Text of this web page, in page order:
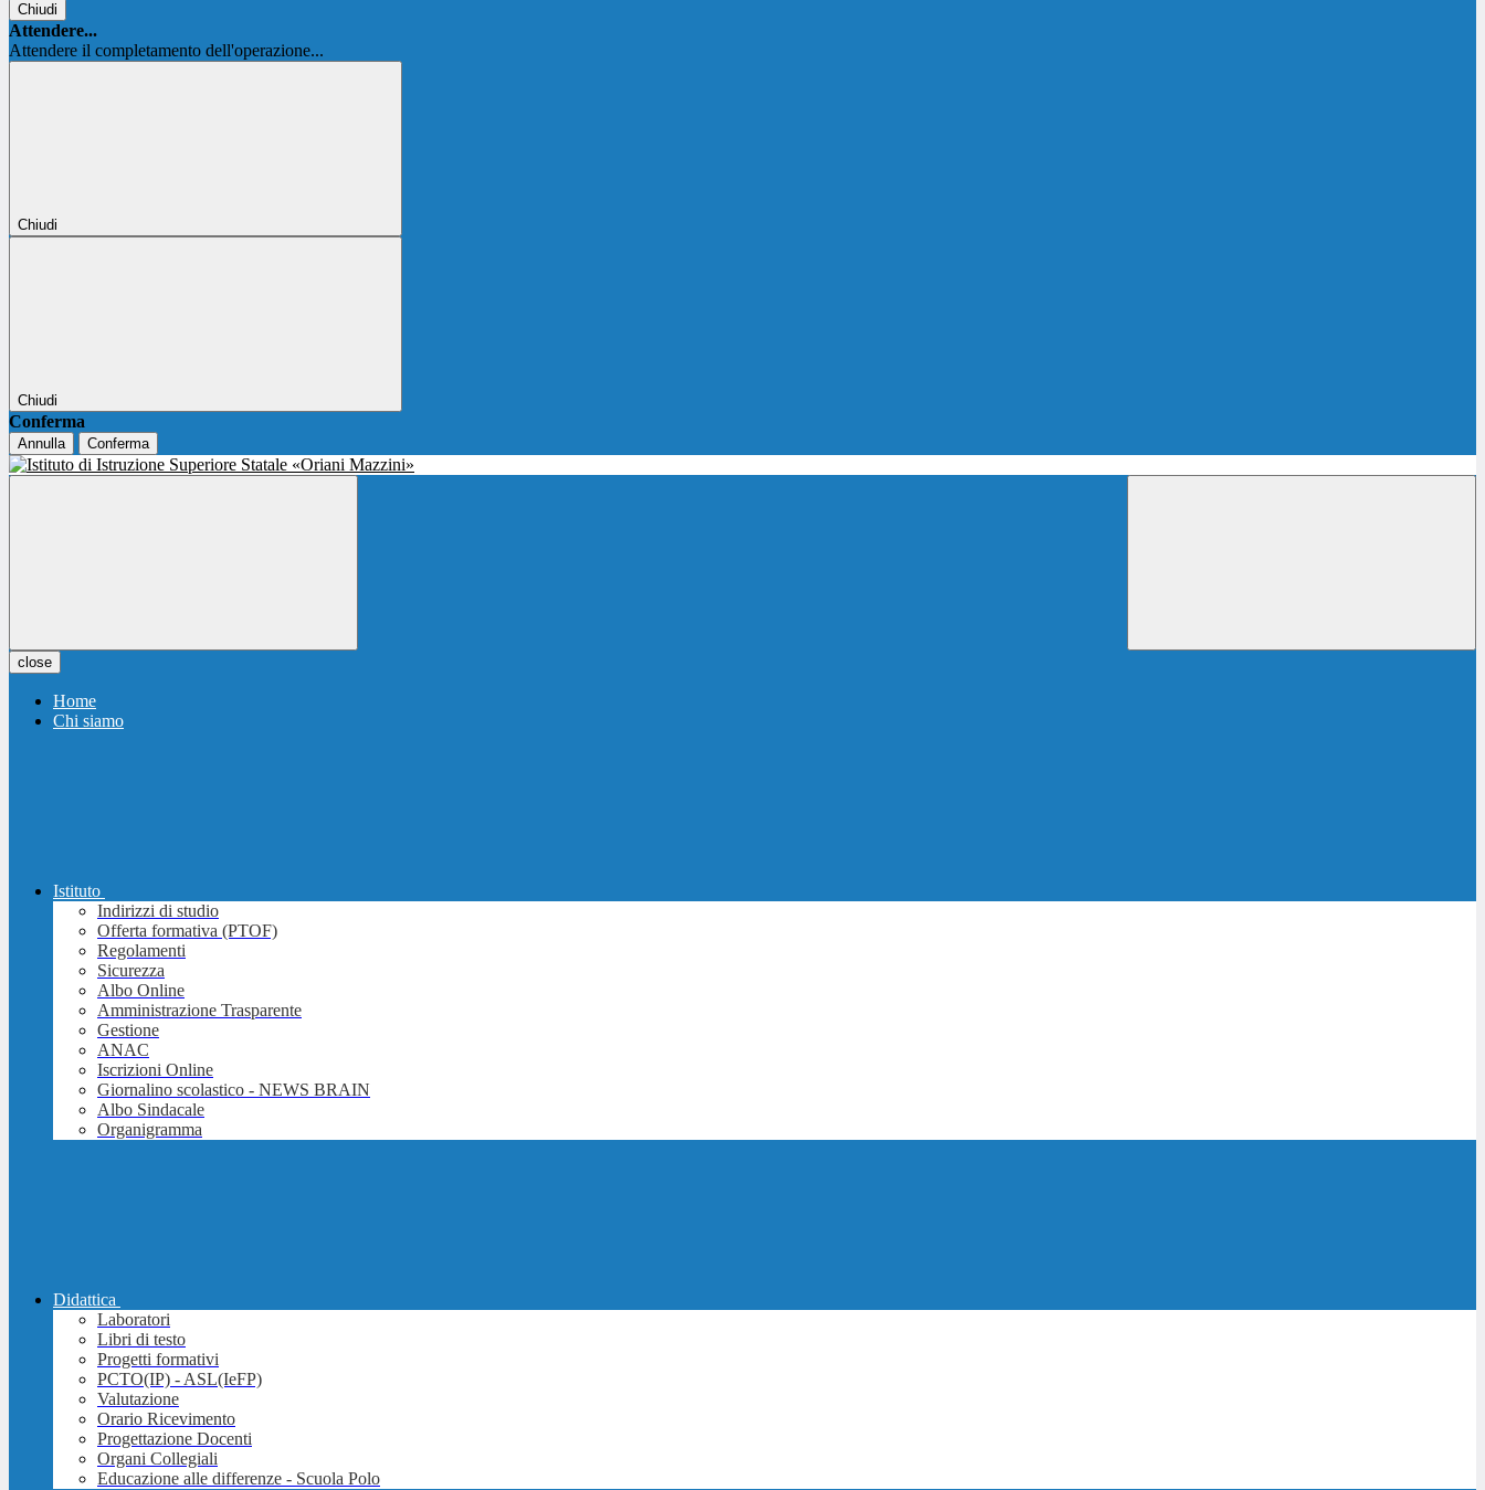
Chiudi
Attendere...
Attendere il completamento dell'operazione...
Chiudi
Chiudi
Conferma
Annulla Conferma
close
Home
Chi siamo
Istituto
Indirizzi di studio
Offerta formativa (PTOF)
Regolamenti
Sicurezza
Albo Online
Amministrazione Trasparente
Gestione
ANAC
Iscrizioni Online
Giornalino scolastico - NEWS BRAIN
Albo Sindacale
Organigramma
Didattica
Laboratori
Libri di testo
Progetti formativi
PCTO(IP) - ASL(IeFP)
Valutazione
Orario Ricevimento
Progettazione Docenti
Organi Collegiali
Educazione alle differenze - Scuola Polo